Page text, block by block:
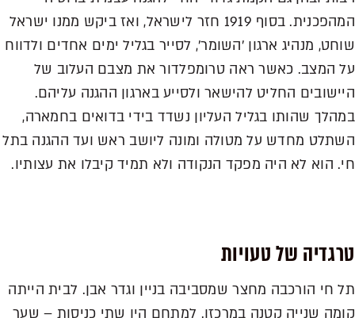
המהפכנית. בסוף 1919 חזר לישראל, ואז ביקש ממנו ישראל
שוחט, מנהיג ארגון 'השומר', לסייר בגליל ימים אחדים ולדווח
על המצב. כאשר ראה טרומפלדור את מצבם העלוב של
היישובים החליט להישאר ולסייע בארגון ההגנה עליהם.
במהלך שהותו בגליל העליון נשדד בידי בדואים בחמארה,
השתלט מחדש על מטולה ומונה ליושב ראש ועד ההגנה בתל
חי. הוא לא היה מפקד הנקודה ולא תמיד קיבלו את עצותיו.
טרגדיה של טעויות
תל חי הורכבה מחצר שמסביבה בניין וגדר אבן. לבית הייתה
קומה שנייה קטנה במרכזו. למתחם היו שתי כניסות – שער